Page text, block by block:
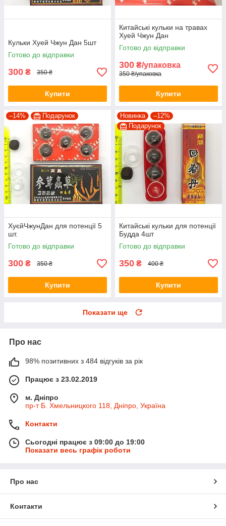
Кульки Хуей Чжун Дан 5шт
Готово до відправки
300 ₴ 350 ₴
Купити
Китайські кульки на травах
Хуей Чжун Дан
Готово до відправки
300 ₴/упаковка
350 ₴/упаковка
Купити
–14% Подарунок
ХуєйЧжунДан для потенції 5
шт.
Готово до відправки
300 ₴ 350 ₴
Купити
Новинка
–12%
Подарунок
Китайські кульки для потенції
Будда 4шт
Готово до відправки
350 ₴ 400 ₴
Купити
Показати ще
Про нас
98% позитивних з 484 відгуків за рік
Працює з 23.02.2019
м. Дніпро
пр-т Б. Хмельницкого 118, Дніпро, Україна
Контакти
Сьогодні працює з 09:00 до 19:00
Показати весь графік роботи
Про нас
Контакти